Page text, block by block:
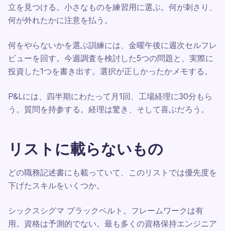
立を見つける。小さなものを練習用に選ぶ。何が刺さり、
何が外れたかに注意を払う。
何をやらないかを選ぶ訓練には、金曜午後に週次セルフレ
ビューを回す。今週調査を検討した5つの問題と、実際に
投資した1つを書き出す。選択が正しかったかメモする。
P&Lには、四半期にわたって月1回、工場経理に30分もら
う。質問を持参する。経理は驚き、そして喜ぶだろう。
リストに載らないもの
どの職務記述書にも載っていて、このリストでは優先度を
下げたスキルをいくつか。
シックスシグマ ブラックベルト。フレームワークは有
用。資格は予測的でない。最も多くの資格保持エンジニア